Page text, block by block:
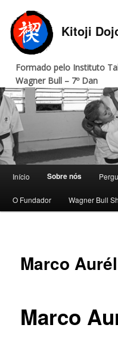
para
conteúdo
principal
Kitoji
Formado pelo Instituto
Wagner Bull – 7º Dan
principal
Início Sobre nós
O Fundador Wagner Bull
Marco
Marco